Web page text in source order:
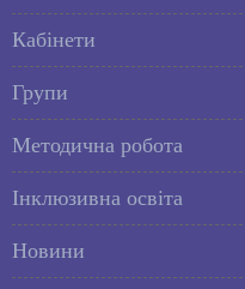
Кабінети
Групи
Методична робота
Інклюзивна освіта
Новини